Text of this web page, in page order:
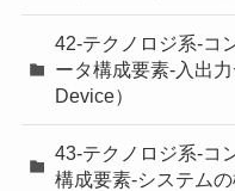
42-テクノロジ系-コ
ータ構成要素-入出
Device）
43-テクノロジ系-コ
構成要素-システム